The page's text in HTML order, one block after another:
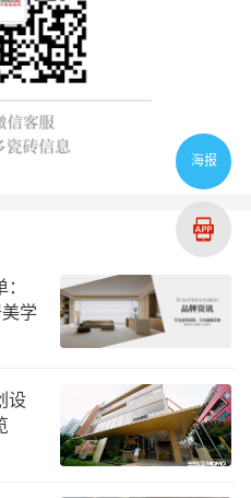
学
设
海报